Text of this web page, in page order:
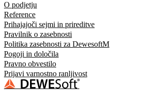
O podjetju
Reference
Prihajajoči sejmi in prireditve
Pravilnik o zasebnosti
Politika zasebnosti za DewesoftM
Pogoji in določila
Pravno obvestilo
Prijavi varnostno ranljivost